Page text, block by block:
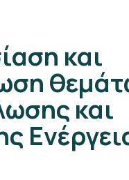
και
και